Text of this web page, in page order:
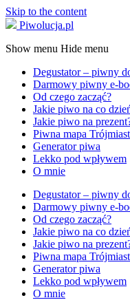
Skip to the content
Piwolucja.pl
Show menu Hide menu
Degustator – piwny
Darmowy piwny e-
Od czego zacząć?
Jakie piwo na co
Jakie piwo na
Piwna mapa
Generator piwa
Lekko pod wpływem
O mnie
Degustator – piwny
Darmowy piwny e-
Od czego zacząć?
Jakie piwo na co
Jakie piwo na
Piwna mapa
Generator piwa
Lekko pod wpływem
O mnie